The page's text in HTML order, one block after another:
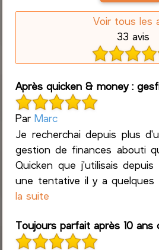
Voir tous les
33 avis
Après quicken & money :
ParMarc
Je recherchai depuis plus
gestion de finances abouti
Quicken que j'utilisais
une tentative il y a quelques
la suite
Toujours parfait après 10 ans